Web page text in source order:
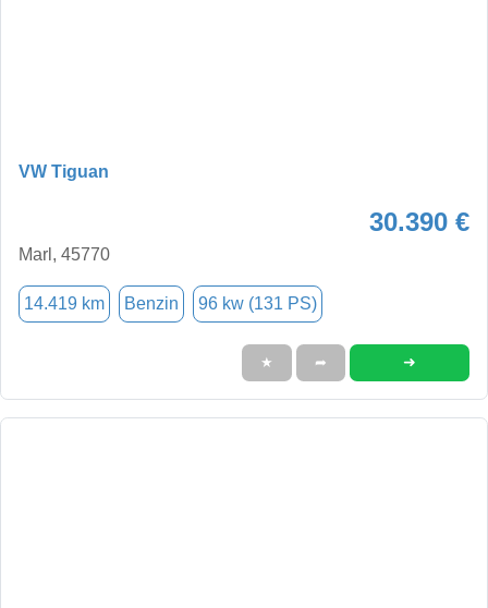
VW Tiguan
30.390 €
Marl, 45770
14.419 km Benzin 96 kw (131 PS)
★ ➦ ➜